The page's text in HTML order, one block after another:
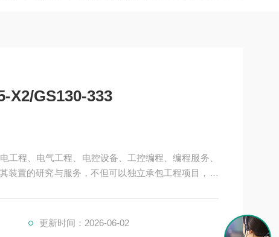
X2/GS130-333
工程、电气工程、电控设备、工控编程、编程服务、
装置的研究与服务，不但可以独立承包工程项目，还
进的电气传动系统和自动化控制
更新时间：2026-06-02